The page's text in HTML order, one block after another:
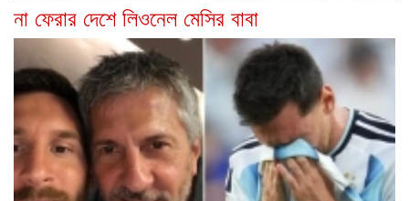
না ফেরার দেশে লিওনেল মেসির বাবা